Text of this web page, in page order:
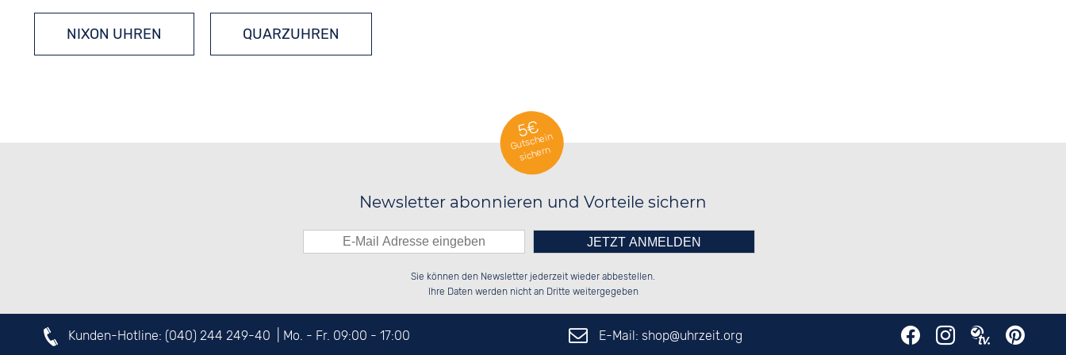
NIXON UHREN QUARZUHREN
5€
Gutschein
sichern
Newsletter abonnieren und Vorteile sichern
██░░██░░██░░██░░██░░░░░░░░░░██░░
██████░░██████░░██████░░░░████░░
░░░░██░░░░░░██░░██░░██░░░░░░██░░
Bitte tragen Sie die Zahl in
das nebenstehende Feld ein.
Sie können den Newsletter jederzeit wieder abbestellen.
Ihre Daten werden nicht an Dritte weitergegeben
Kunden-Hotline: (040) 244 249-40 | Mo. - Fr. 09:00 - 17:00 E-Mail: shop@uhrzeit.org